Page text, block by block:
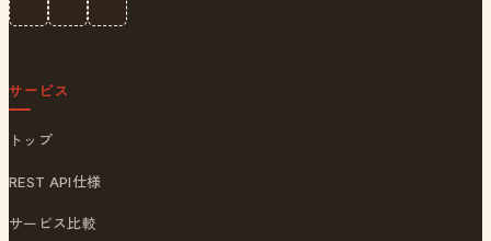
サービス
トップ
REST API仕様
サービス比較